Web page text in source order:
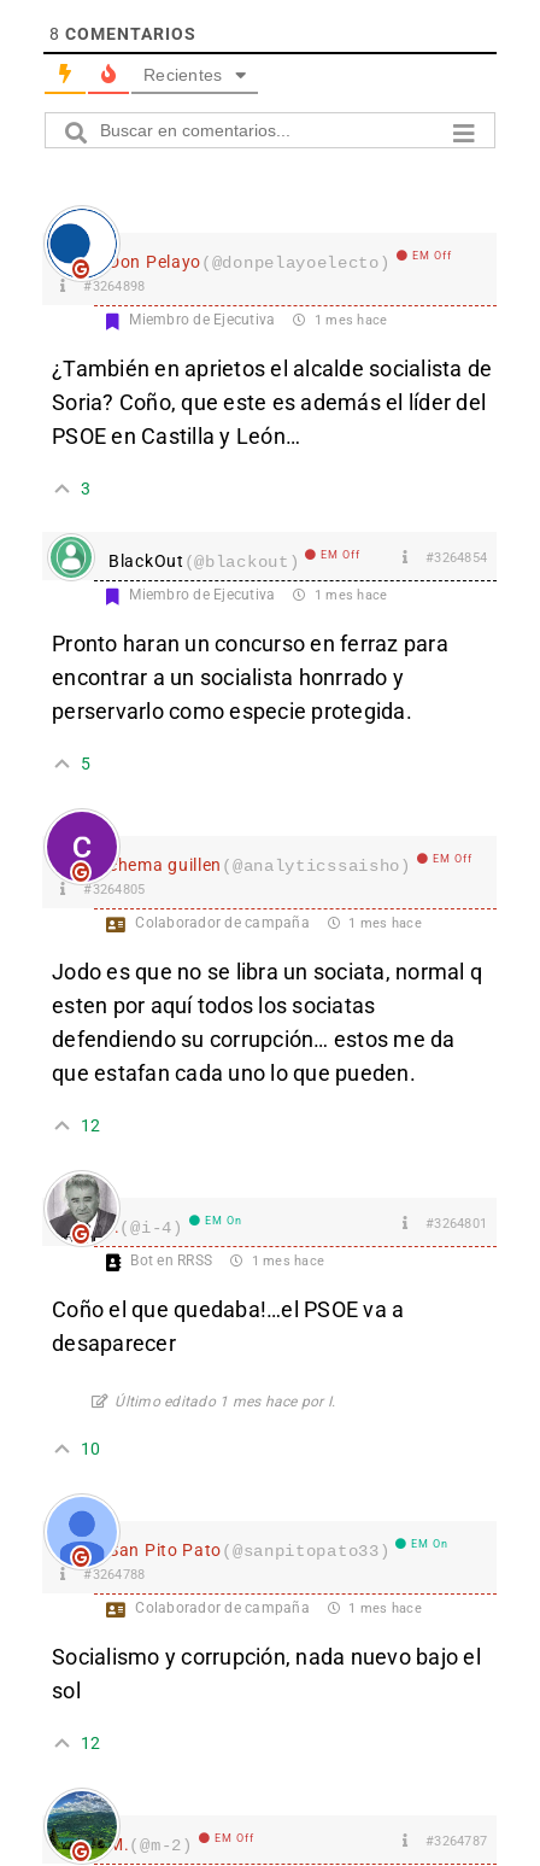
8 COMENTARIOS
Recientes
Don Pelayo(@donpelayoelecto) EM Off
#3264898
Miembro de Ejecutiva 1 mes hace
¿También en aprietos el alcalde socialista de
Soria? Coño, que este es además el líder del
PSOE en Castilla y León…
3
BlackOut (@blackout) EM Off #3264854
Miembro de Ejecutiva 1 mes hace
Pronto haran un concurso en ferraz para
encontrar a un socialista honrrado y
perservarlo como especie protegida.
5
chema guillen (@analyticssaisho) EM Off
#3264805
Colaborador de campaña 1 mes hace
Jodo es que no se libra un sociata, normal q
esten por aquí todos los sociatas
defendiendo su corrupción… estos me da
que estafan cada uno lo que pueden.
12
I.(@i-4) EM On #3264801
Bot en RRSS 1 mes hace
Coño el que quedaba!…el PSOE va a
desaparecer
Último editado 1 mes hace por I.
10
San Pito Pato(@sanpitopato33) EM On
#3264788
Colaborador de campaña 1 mes hace
Socialismo y corrupción, nada nuevo bajo el
sol
12
M.(@m-2) EM Off #3264787